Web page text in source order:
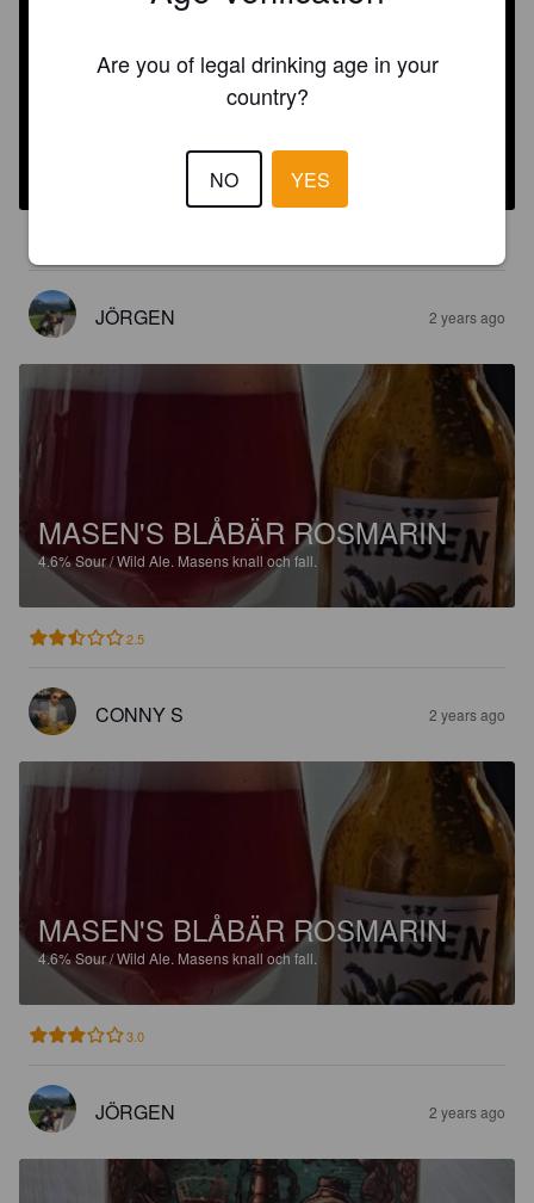
JÖRGEN 2 years ago
MASEN'S BLÅBÄR ROSMARIN
4.6%Sour / Wild Ale. Masens knall och fall.
2.5
CONNY S 2 years ago
MASEN'S BLÅBÄR ROSMARIN
4.6%Sour / Wild Ale. Masens knall och fall.
3.0
JÖRGEN 2 years ago
Are you of legal drinking age in your
country?
NO YES